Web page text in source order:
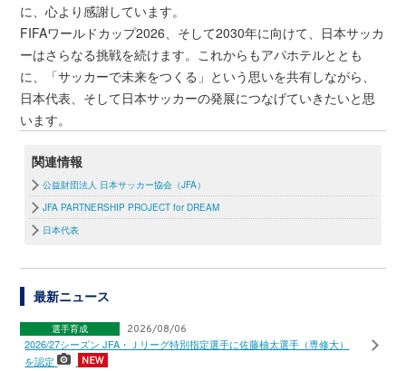
に、心より感謝しています。
FIFAワールドカップ2026、そして2030年に向けて、日本サッカ
ーはさらなる挑戦を続けます。これからもアパホテルととも
に、「サッカーで未来をつくる」という思いを共有しながら、
日本代表、そして日本サッカーの発展につなげていきたいと思
います。
関連情報
公益財団法人 日本サッカー協会（JFA）
JFA PARTNERSHIP PROJECT for DREAM
日本代表
最新ニュース
選手育成 2026/08/06
2026/27シーズン JFA・Ｊリーグ特別指定選手に佐藤柚太選手（専修大）
を認定